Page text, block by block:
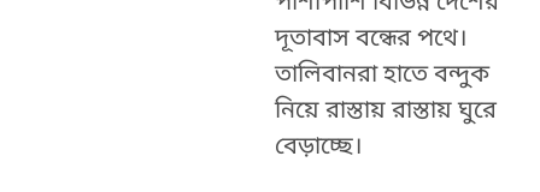
দূতাবাস বন্ধের পথে।
তালিবানরা হাতে বন্দুক
নিয়ে রাস্তায় রাস্তায় ঘুরে
বেড়াচ্ছে।